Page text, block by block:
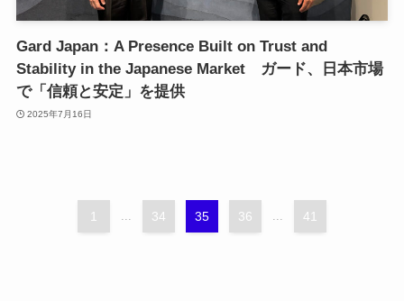
Gard Japan：A Presence Built on Trust and
Stability in the Japanese Market ガード、日本市場
で「信頼と安定」を提供
2025年7月16日
1 34 35 36 41